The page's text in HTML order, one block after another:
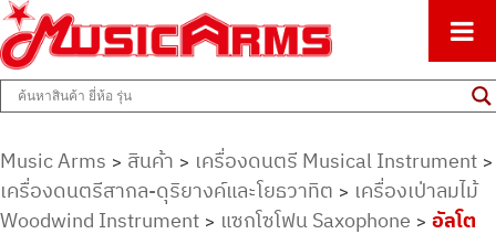
Music Arms
ศูนย์รวมครื่องดนตรีทุกชนิด ตั้งแต่เริ่มต้นถึงมืออาชีพ
Music Arms > สินค้า > เครื่องดนตรี Musical Instrument >
เครื่องดนตรีสากล-ดุริยางค์และโยธวาทิต > เครื่องเป่าลมไม้
Woodwind Instrument > แซกโซโฟน Saxophone > อัลโต